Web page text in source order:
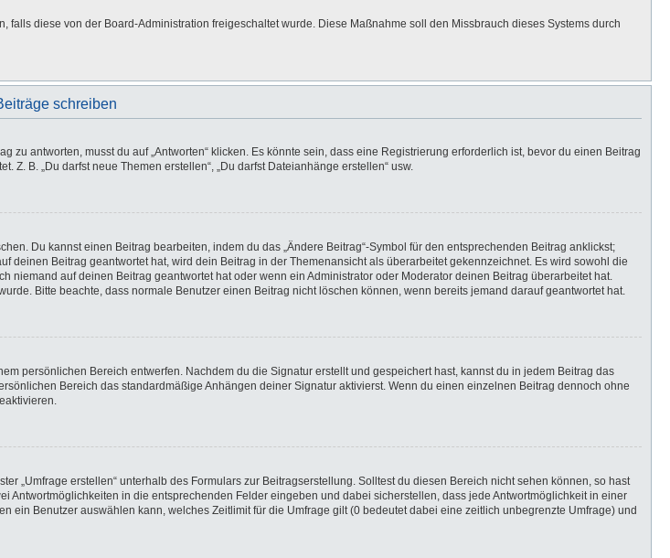
diese von der Board-Administration freigeschaltet wurde. Diese Maßnahme soll den Missbrauch dieses Systems durch
schreiben
zu antworten, musst du auf „Antworten“ klicken. Es könnte sein, dass eine Registrierung erforderlich ist, bevor du einen Beitrag
B. „Du darfst neue Themen erstellen“, „Du darfst Dateianhänge erstellen“ usw.
Du kannst einen Beitrag bearbeiten, indem du das „Ändere Beitrag“-Symbol für den entsprechenden Beitrag anklickst;
Beitrag geantwortet hat, wird dein Beitrag in der Themenansicht als überarbeitet gekennzeichnet. Es wird sowohl die
auf deinen Beitrag geantwortet hat oder wenn ein Administrator oder Moderator deinen Beitrag überarbeitet hat.
Bitte beachte, dass normale Benutzer einen Beitrag nicht löschen können, wenn bereits jemand darauf geantwortet hat.
persönlichen Bereich entwerfen. Nachdem du die Signatur erstellt und gespeichert hast, kannst du in jedem Beitrag das
Bereich das standardmäßige Anhängen deiner Signatur aktivierst. Wenn du einen einzelnen Beitrag dennoch ohne
„Umfrage erstellen“ unterhalb des Formulars zur Beitragserstellung. Solltest du diesen Bereich nicht sehen können, so hast
in die entsprechenden Felder eingeben und dabei sicherstellen, dass jede Antwortmöglichkeit in einer
ein Benutzer auswählen kann, welches Zeitlimit für die Umfrage gilt (0 bedeutet dabei eine zeitlich unbegrenzte Umfrage) und